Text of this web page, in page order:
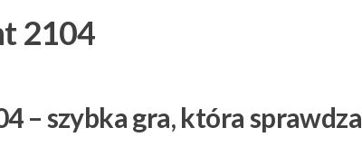
2104
– szybka gra, która sprawdza